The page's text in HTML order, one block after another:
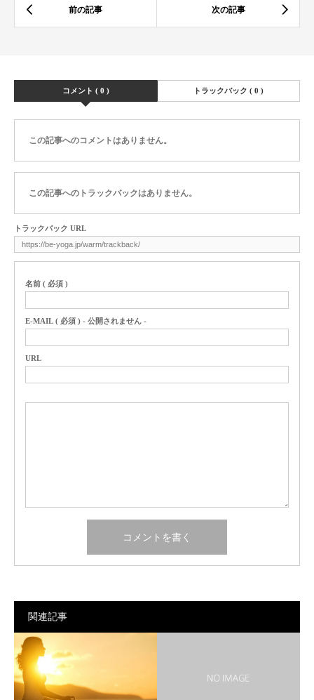
コメント ( 0 ) トラックバック ( 0 )
この記事へのコメントはありません。
この記事へのトラックバックはありません。
トラックバック URL
名前 ( 必須 )
E-MAIL ( 必須 ) - 公開されません -
URL
関連記事